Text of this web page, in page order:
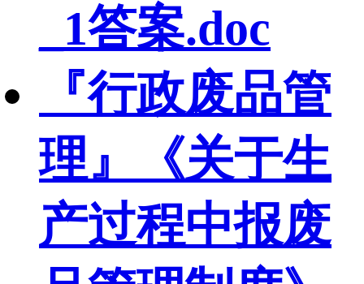
_1答案.doc
『行政废品管
理』《关于生
产过程中报废